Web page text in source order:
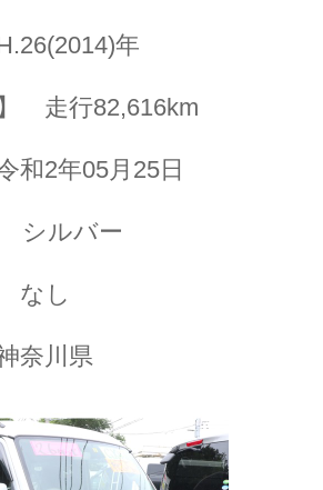
年
】 走行82,616km
和2年05月25日
シルバー
なし
奈川県